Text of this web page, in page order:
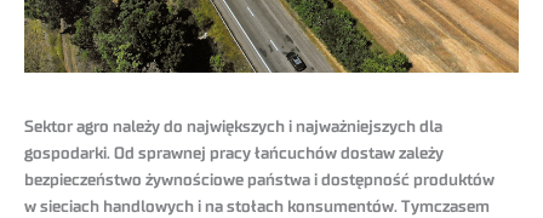
Sektor agro należy do największych i najważniejszych dla
gospodarki. Od sprawnej pracy łańcuchów dostaw zależy
bezpieczeństwo żywnościowe państwa i dostępność produktów
w sieciach handlowych i na stołach konsumentów. Tymczasem